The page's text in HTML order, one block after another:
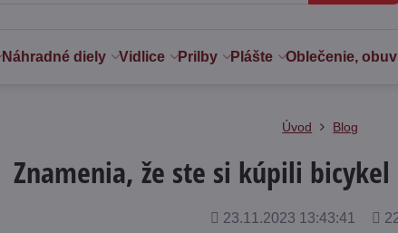
Náhradné diely Vidlice Prilby Plášte Oblečenie, obuv
Úvod Blog
Znamenia, že ste si kúpili
Pridané
23.11.2023 13:43:41